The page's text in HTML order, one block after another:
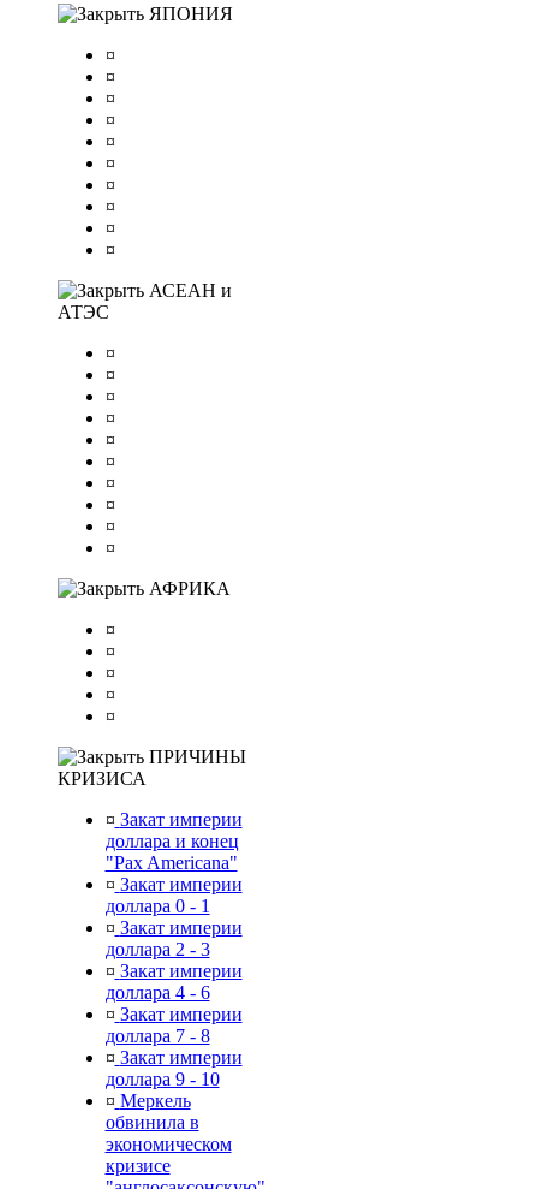
ЯПОНИЯ
¤
¤
¤
¤
¤
¤
¤
¤
¤
¤
АСЕАН и
АТЭС
¤
¤
¤
¤
¤
¤
¤
¤
¤
¤
АФРИКА
¤
¤
¤
¤
¤
ПРИЧИНЫ
КРИЗИСА
¤ Закат империи
доллара и конец
"Pax Americana"
¤ Закат империи
доллара 0 - 1
¤ Закат империи
доллара 2 - 3
¤ Закат империи
доллара 4 - 6
¤ Закат империи
доллара 7 - 8
¤ Закат империи
доллара 9 - 10
¤ Меркель
обвинила в
экономическом
кризисе